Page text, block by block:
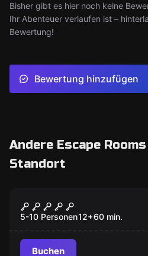
Bisher gibt es hier noch keine
Ihr Abenteuer verlaufen ist –
Bewertung!
Bewertung hinzufügen
Andere Escape
Standort
Weltenuhr
5-10 Personen12+60 min.
Buchen